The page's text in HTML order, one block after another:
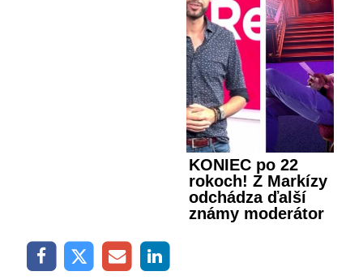
KONIEC po 22
rokoch! Z Markízy
odchádza ďalší
známy moderátor